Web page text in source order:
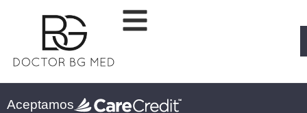
Aceptamos